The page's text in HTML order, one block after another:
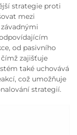
strategie proti
mezi
od pasivního
zajišťuje
také uchovává
což umožňuje
strategií.